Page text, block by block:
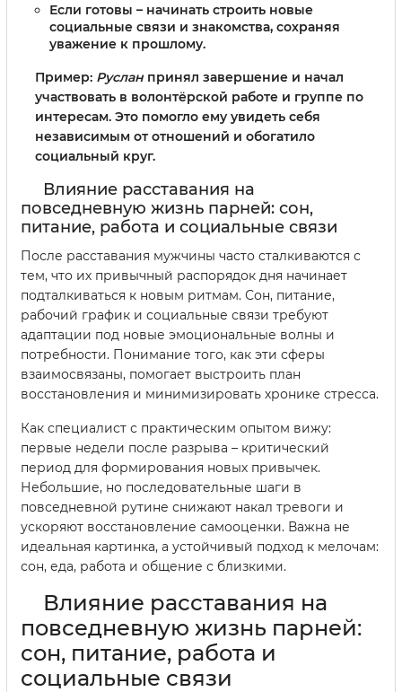
Если готовы – начинать строить новые
социальные связи и знакомства, сохраняя
уважение к прошлому.
Пример: Русланпринял завершение и начал
участвовать в волонтёрской работе и группе по
интересам. Это помогло ему увидеть себя
независимым от отношений и обогатило
социальный круг.
Влияние расставания на
повседневную жизнь парней: сон,
питание, работа и социальные связи
После расставания мужчины часто сталкиваются с
тем, что их привычный распорядок дня начинает
подталкиваться к новым ритмам. Сон, питание,
рабочий график и социальные связи требуют
адаптации под новые эмоциональные волны и
потребности. Понимание того, как эти сферы
взаимосвязаны, помогает выстроить план
восстановления и минимизировать хронике стресса.
Как специалист с практическим опытом вижу:
первые недели после разрыва – критический
период для формирования новых привычек.
Небольшие, но последовательные шаги в
повседневной рутине снижают накал тревоги и
ускоряют восстановление самооценки. Важна не
идеальная картинка, а устойчивый подход к мелочам:
сон, еда, работа и общение с близкими.
Влияние расставания на
повседневную жизнь парней:
сон, питание, работа и
социальные связи